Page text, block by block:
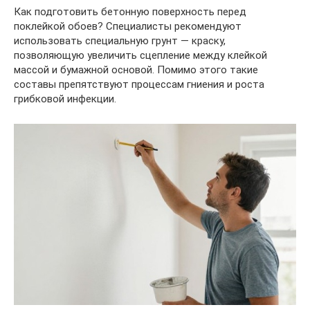
Как подготовить бетонную поверхность перед
поклейкой обоев? Специалисты рекомендуют
использовать специальную грунт — краску,
позволяющую увеличить сцепление между клейкой
массой и бумажной основой. Помимо этого такие
составы препятствуют процессам гниения и роста
грибковой инфекции.